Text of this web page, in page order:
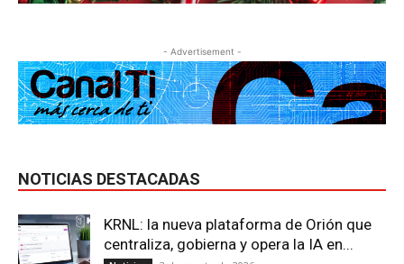
- Advertisement -
NOTICIAS DESTACADAS
KRNL: la nueva plataforma de Orión que
centraliza, gobierna y opera la IA en...